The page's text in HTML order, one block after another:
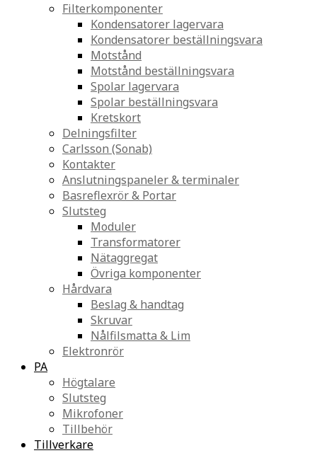
Filterkomponenter
Kondensatorer lagervara
Kondensatorer beställningsvara
Motstånd
Motstånd beställningsvara
Spolar lagervara
Spolar beställningsvara
Kretskort
Delningsfilter
Carlsson (Sonab)
Kontakter
Anslutningspaneler & terminaler
Basreflexrör & Portar
Slutsteg
Moduler
Transformatorer
Nätaggregat
Övriga komponenter
Hårdvara
Beslag & handtag
Skruvar
Nålfilsmatta & Lim
Elektronrör
PA
Högtalare
Slutsteg
Mikrofoner
Tillbehör
Tillverkare